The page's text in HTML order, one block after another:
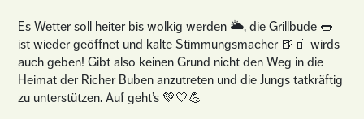
Es Wetter soll heiter bis wolkig werden 🌥, die Grillbude 🌭
ist wieder geöffnet und kalte Stimmungsmacher 🍺🧃 wirds
auch geben! Gibt also keinen Grund nicht den Weg in die
Heimat der Richer Buben anzutreten und die Jungs tatkräftig
zu unterstützen. Auf geht’s 💚🤍💪